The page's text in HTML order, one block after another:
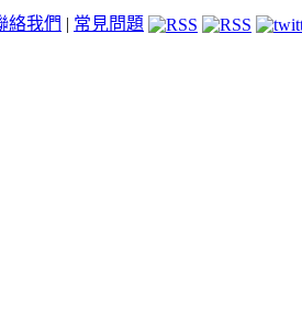
絡我們 | 常見問題